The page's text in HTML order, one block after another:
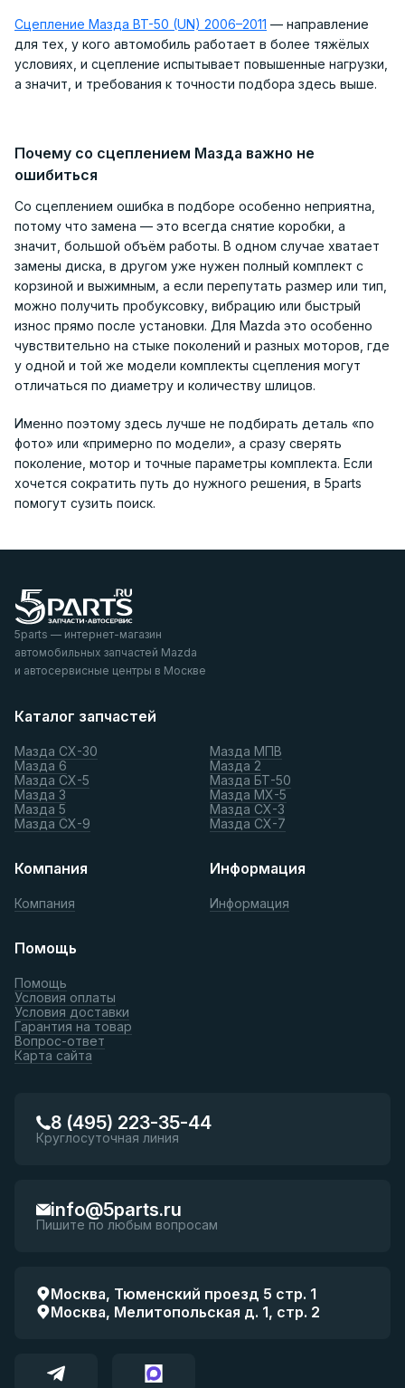
Сцепление Мазда BT-50 (UN) 2006–2011 — направление
для тех, у кого автомобиль работает в более тяжёлых
условиях, и сцепление испытывает повышенные нагрузки,
а значит, и требования к точности подбора здесь выше.
Почему со сцеплением Мазда важно не
ошибиться
Со сцеплением ошибка в подборе особенно неприятна,
потому что замена — это всегда снятие коробки, а
значит, большой объём работы. В одном случае хватает
замены диска, в другом уже нужен полный комплект с
корзиной и выжимным, а если перепутать размер или тип,
можно получить пробуксовку, вибрацию или быстрый
износ прямо после установки. Для Mazda это особенно
чувствительно на стыке поколений и разных моторов, где
у одной и той же модели комплекты сцепления могут
отличаться по диаметру и количеству шлицов.
Именно поэтому здесь лучше не подбирать деталь «по
фото» или «примерно по модели», а сразу сверять
поколение, мотор и точные параметры комплекта. Если
хочется сократить путь до нужного решения, в 5parts
помогут сузить поиск.
5parts — интернет-магазин
автомобильных запчастей Mazda
и автосервисные центры в Москве
Каталог запчастей
Мазда СХ-30
Мазда 6
Мазда СХ-5
Мазда 3
Мазда 5
Мазда СХ-9
Мазда МПВ
Мазда 2
Мазда БТ-50
Мазда МХ-5
Мазда СХ-3
Мазда СХ-7
Компания
Компания
Информация
Информация
Помощь
Помощь
Условия оплаты
Условия доставки
Гарантия на товар
Вопрос-ответ
Карта сайта
8 (495) 223-35-44
Круглосуточная линия
info@5parts.ru
Пишите по любым вопросам
Москва, Тюменский проезд 5 стр. 1
Москва, Мелитопольская д. 1, стр. 2